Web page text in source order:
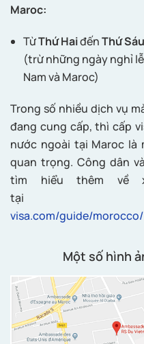
Maroc:
TừThứ HaiđếnThứ Sáu
(trừ những ngày nghỉ
Nam và Maroc)
Trong số nhiều dịch vụ
đang cung cấp, thì cấp
nước ngoài tại Maroc là
quan trọng. Công dân
tìm hiểu thêm về
tại
visa.com/guide/morocco/
Một số hình